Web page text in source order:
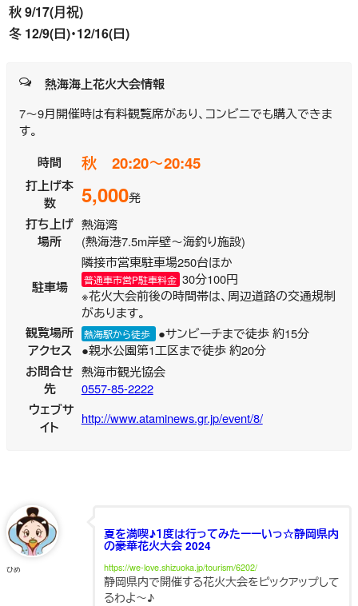
秋9/17(月祝)
冬 12/9(日)・12/16(日)
熱海海上花火大会情報
7～9月開催時は有料観覧席があり、コンビニでも購入できま
す。
時間 秋 20:20～20:45
打上げ本
数
5,000発
打ち上げ
場所
熱海湾
(熱海港7.5m岸壁～海釣り施設)
駐車場
隣接市営東駐車場250台ほか
普通車市営P駐車料金 30分100円
※花火大会前後の時間帯は、周辺道路の交通規制
があります。
観覧場所
アクセス
熱海駅から徒歩
●サンビーチまで徒歩 約15分
●親水公園第1工区まで徒歩 約20分
お問合せ
先
熱海市観光協会
0557-85-2222
ウェブサ
イト
http://www.ataminews.gr.jp/event/8/
ひめ
夏を満喫♪１度は行ってみたーーいっ☆静岡県内
の豪華花火大会 2024
https://we-love.shizuoka.jp/tourism/6202/
静岡県内で開催する花火大会をピックアップして
るわよ～♪